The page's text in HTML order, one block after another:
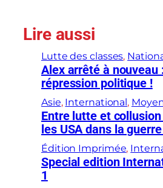
Lire aussi
Lutte des classes,
Alex arrêté à nouveau
répression politique !
Asie, International ,
Entre lutte et
les USA dans la
Édition Imprimée,
Special edition
1